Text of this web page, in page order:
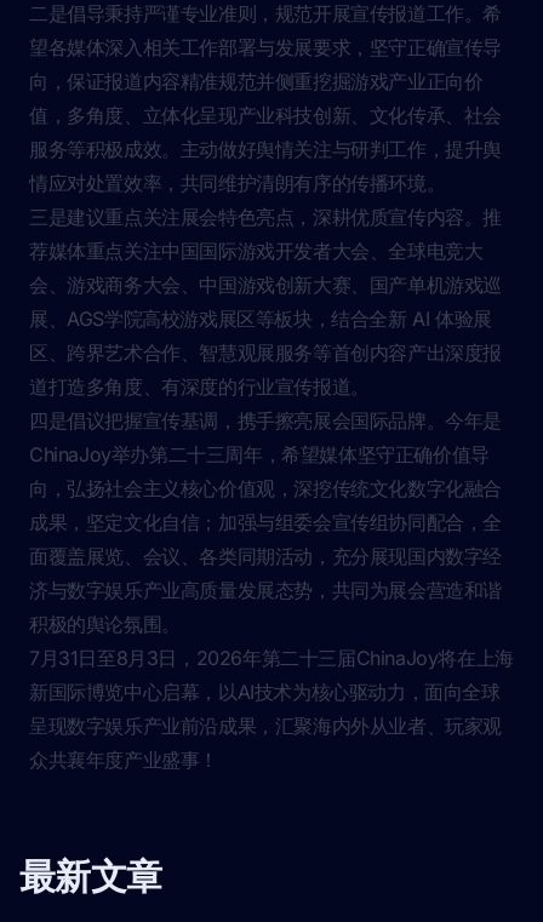
二是倡导秉持严谨专业准则，规范开展宣传报道工作。希
望各媒体深入相关工作部署与发展要求，坚守正确宣传导
向，保证报道内容精准规范并侧重挖掘游戏产业正向价
值，多角度、立体化呈现产业科技创新、文化传承、社会
服务等积极成效。主动做好舆情关注与研判工作，提升舆
情应对处置效率，共同维护清朗有序的传播环境。
三是建议重点关注展会特色亮点，深耕优质宣传内容。推
荐媒体重点关注中国国际游戏开发者大会、全球电竞大
会、游戏商务大会、中国游戏创新大赛、国产单机游戏巡
展、AGS学院高校游戏展区等板块，结合全新 AI 体验展
区、跨界艺术合作、智慧观展服务等首创内容产出深度报
道打造多角度、有深度的行业宣传报道。
四是倡议把握宣传基调，携手擦亮展会国际品牌。今年是
ChinaJoy举办第二十三周年，希望媒体坚守正确价值导
向，弘扬社会主义核心价值观，深挖传统文化数字化融合
成果，坚定文化自信；加强与组委会宣传组协同配合，全
面覆盖展览、会议、各类同期活动，充分展现国内数字经
济与数字娱乐产业高质量发展态势，共同为展会营造和谐
积极的舆论氛围。
7月31日至8月3日，2026年第二十三届ChinaJoy将在上海
新国际博览中心启幕，以AI技术为核心驱动力，面向全球
呈现数字娱乐产业前沿成果，汇聚海内外从业者、玩家观
众共襄年度产业盛事！
最新文章